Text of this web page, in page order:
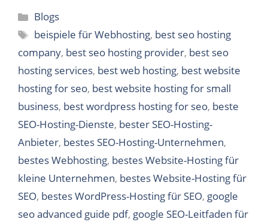
Categories
Blogs
Tags
beispiele für Webhosting, best seo hosting
company, best seo hosting provider, best seo
hosting services, best web hosting, best website
hosting for seo, best website hosting for small
business, best wordpress hosting for seo, beste
SEO-Hosting-Dienste, bester SEO-Hosting-
Anbieter, bestes SEO-Hosting-Unternehmen,
bestes Webhosting, bestes Website-Hosting für
kleine Unternehmen, bestes Website-Hosting für
SEO, bestes WordPress-Hosting für SEO, google
seo advanced guide pdf, google SEO-Leitfaden für